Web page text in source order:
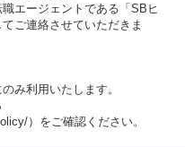
エージェントである「SBヒ
ご連絡させていただきま
み利用いたします。
）をご確認ください。